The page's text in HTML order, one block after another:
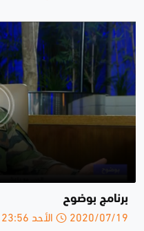
برنامج بوضوح
2020/07/19 الأحد 23:56 م